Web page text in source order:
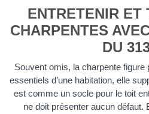
ENTRETENIR ET
CHARPENTES
DU
Souvent omis, la charpente
essentiels d’une habitation, elle
est comme un socle pour le toit
ne doit présenter aucun défaut.